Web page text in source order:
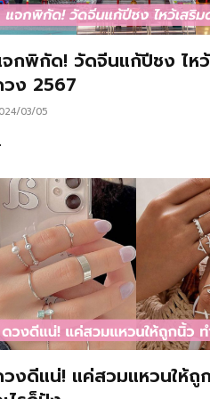
กพิกัด! วัดจีนแก้ปีชง ไหว้
ง 2567
03/05
งดีแน่! แค่สวมแหวนให้ถู